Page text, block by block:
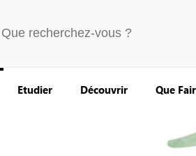
Etudier Découvrir Que